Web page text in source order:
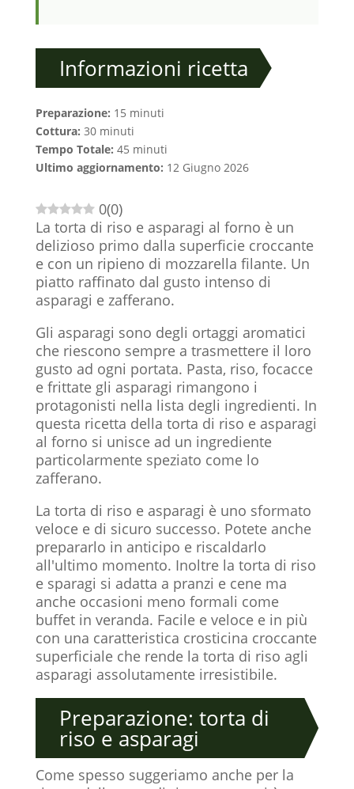
Informazioni ricetta
Preparazione: 15 minuti
Cottura: 30 minuti
Tempo Totale: 45 minuti
Ultimo aggiornamento: 12 Giugno 2026
0(0)
La torta di riso e asparagi al forno è un
delizioso primo dalla superficie croccante
e con un ripieno di mozzarella filante. Un
piatto raffinato dal gusto intenso di
asparagi e zafferano.
Gli asparagi sono degli ortaggi aromatici
che riescono sempre a trasmettere il loro
gusto ad ogni portata. Pasta, riso, focacce
e frittate gli asparagi rimangono i
protagonisti nella lista degli ingredienti. In
questa ricetta della torta di riso e asparagi
al forno si unisce ad un ingrediente
particolarmente speziato come lo
zafferano.
La torta di riso e asparagi è uno sformato
veloce e di sicuro successo. Potete anche
prepararlo in anticipo e riscaldarlo
all'ultimo momento. Inoltre la torta di riso
e sparagi si adatta a pranzi e cene ma
anche occasioni meno formali come
buffet in veranda. Facile e veloce e in più
con una caratteristica crosticina croccante
superficiale che rende la torta di riso agli
asparagi assolutamente irresistibile.
Preparazione: torta di
riso e asparagi
Come spesso suggeriamo anche per la